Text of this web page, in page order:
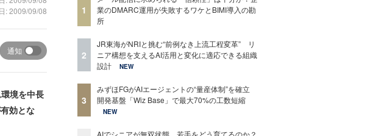
: 2009/09/08
通知
境を中長
効とな
1
業のDMARC運用が失敗するワケとBIMI導入の勘
所
2
JR東海がNRIと挑む“前例なき上流工程変革” リ
ニア構想を支えるAI活用と変化に適応できる組織
設計
NEW
3
みずほFGがAIエージェントの“量産体制”を確立
開発基盤「Wiz Base」で最大70%の工数短縮
NEW
AIでシニアが無双状態、若手をどう育てるのか？